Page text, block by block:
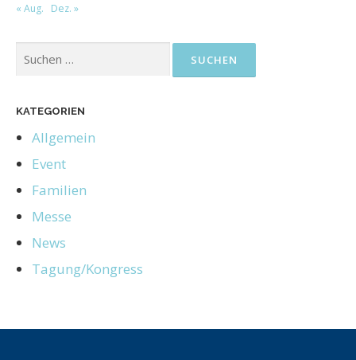
« Aug. Dez. »
KATEGORIEN
Allgemein
Event
Familien
Messe
News
Tagung/Kongress